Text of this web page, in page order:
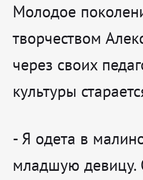
Молодое
творчеством
через своих
культуры
- Я одета в
младшую девицу.